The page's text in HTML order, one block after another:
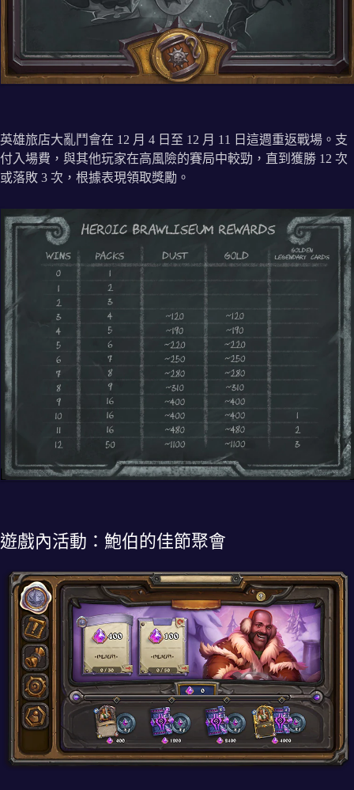
英雄旅店大亂鬥會在 12 月 4 日至 12 月 11 日這週重返戰場。支
付入場費，與其他玩家在高風險的賽局中較勁，直到獲勝 12 次
或落敗 3 次，根據表現領取獎勵。
遊戲內活動：鮑伯的佳節聚會